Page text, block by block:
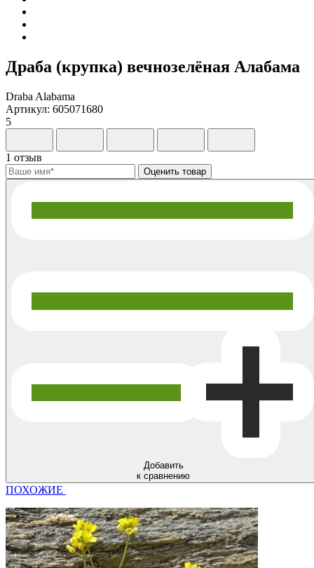
Драба (крупка) вечнозелёная Алабама
Draba Alabama
Артикул: 605071680
5
1 отзыв
Добавить
к сравнению
ПОХОЖИЕ